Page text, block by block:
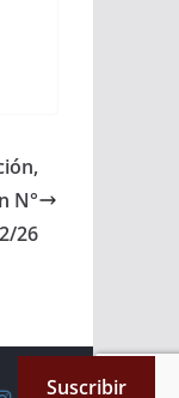
N°
26
Suscribir